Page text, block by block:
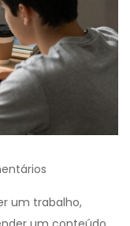
um trabalho,